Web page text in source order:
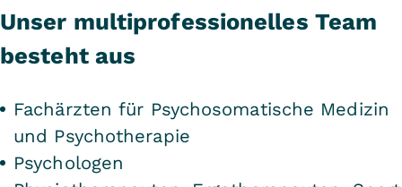
Unser multiprofessionelles Team
besteht aus
Fachärzten für Psychosomatische Medizin
und Psychotherapie
Psychologen